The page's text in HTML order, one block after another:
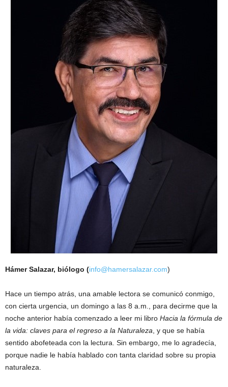
Hámer Salazar, biólogo (info@hamersalazar.com)
Hace un tiempo atrás, una amable lectora se comunicó conmigo,
con cierta urgencia, un domingo a las 8 a.m., para decirme que la
noche anterior había comenzado a leer mi libro Hacia la fórmula de
la vida: claves para el regreso a la Naturaleza , y que se había
sentido abofeteada con la lectura. Sin embargo, me lo agradecía,
porque nadie le había hablado con tanta claridad sobre su propia
naturaleza.